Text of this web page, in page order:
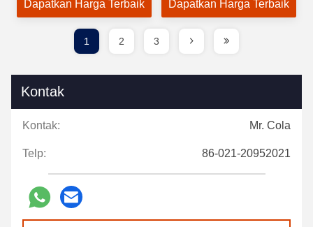
A55 ARM G52 2EE
Dapatkan Harga Terbaik
Arsitektur Prosesor
Dapatkan Harga Terbaik
1 2 3
Kontak
Kontak: Mr. Cola
Telp: 86-021-20952021